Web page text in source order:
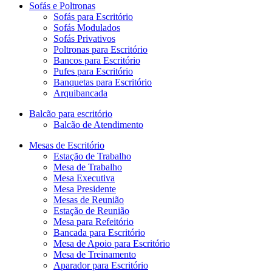
Sofás e Poltronas
Sofás para Escritório
Sofás Modulados
Sofás Privativos
Poltronas para Escritório
Bancos para Escritório
Pufes para Escritório
Banquetas para Escritório
Arquibancada
Balcão para escritório
Balcão de Atendimento
Mesas de Escritório
Estação de Trabalho
Mesa de Trabalho
Mesa Executiva
Mesa Presidente
Mesas de Reunião
Estação de Reunião
Mesa para Refeitório
Bancada para Escritório
Mesa de Apoio para Escritório
Mesa de Treinamento
Aparador para Escritório